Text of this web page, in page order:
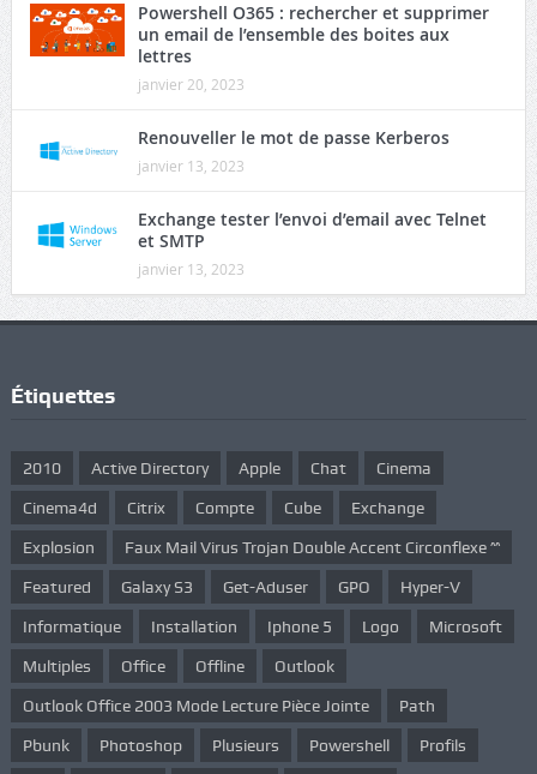
Powershell O365 : rechercher et supprimer
un email de l’ensemble des boites aux
lettres
janvier 20, 2023
Renouveller le mot de passe Kerberos
janvier 13, 2023
Exchange tester l’envoi d’email avec Telnet
et SMTP
janvier 13, 2023
Étiquettes
2010 Active Directory Apple Chat Cinema
Cinema4d Citrix Compte Cube Exchange
Explosion Faux Mail Virus Trojan Double Accent Circonflexe ^^
Featured Galaxy S3 Get-Aduser GPO Hyper-V
Informatique Installation Iphone 5 Logo Microsoft
Multiples Office Offline Outlook
Outlook Office 2003 Mode Lecture Pièce Jointe Path
Pbunk Photoshop Plusieurs Powershell Profils